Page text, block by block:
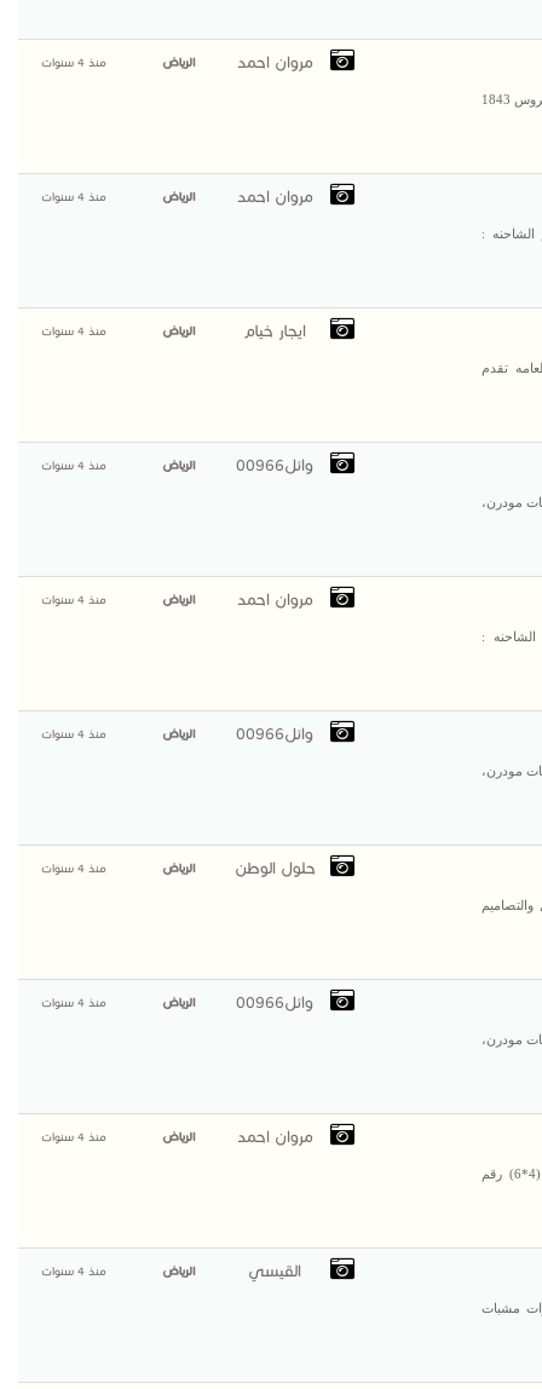
عملائنا الكرام نقدم لكم افضل الشاحنات العالمية شاحنه مرسيدس اكتروس 1843
مروان احمد الرياض منذ 4 سنوات
هوو قلاب 371حصان (4*6) رقم الشاحنه :
مروان احمد الرياض منذ 4 سنوات
تقدم
ايجار خيام الرياض منذ 4 سنوات
مودرن،
وائل00966 الرياض منذ 4 سنوات
هوو قلاب 371حصان (4*6) رقم الشاحنه :
مروان احمد الرياض منذ 4 سنوات
مودرن،
وائل00966 الرياض منذ 4 سنوات
حلول الوطن الرياض منذ 4 سنوات
مودرن،
وائل00966 الرياض منذ 4 سنوات
عملائنا الكرام نقدم لكم عرض ولا بالخيال شاحنه هوو قلاب 371 (4*6) رقم
مروان احمد الرياض منذ 4 سنوات
مشبات
القيسي الرياض منذ 4 سنوات